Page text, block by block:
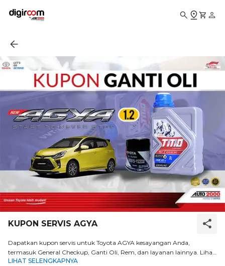
KUPON SERVIS AGYA
Dapatkan kupon servis untuk Toyota AGYA kesayangan Anda,
termasuk General Checkup, Ganti Oli, Rem, dan layanan lainnya. Lihat
selengkapnya!
LIHAT SELENGKAPNYA